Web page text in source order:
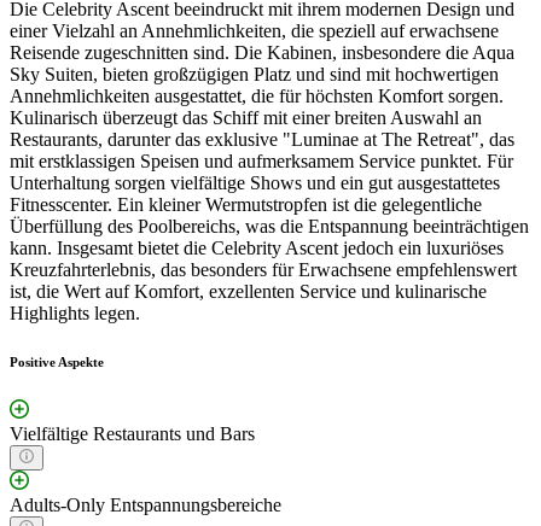
Die Celebrity Ascent beeindruckt mit ihrem modernen Design und
einer Vielzahl an Annehmlichkeiten, die speziell auf erwachsene
Reisende zugeschnitten sind. Die Kabinen, insbesondere die Aqua
Sky Suiten, bieten großzügigen Platz und sind mit hochwertigen
Annehmlichkeiten ausgestattet, die für höchsten Komfort sorgen.
Kulinarisch überzeugt das Schiff mit einer breiten Auswahl an
Restaurants, darunter das exklusive "Luminae at The Retreat", das
mit erstklassigen Speisen und aufmerksamem Service punktet. Für
Unterhaltung sorgen vielfältige Shows und ein gut ausgestattetes
Fitnesscenter. Ein kleiner Wermutstropfen ist die gelegentliche
Überfüllung des Poolbereichs, was die Entspannung beeinträchtigen
kann. Insgesamt bietet die Celebrity Ascent jedoch ein luxuriöses
Kreuzfahrterlebnis, das besonders für Erwachsene empfehlenswert
ist, die Wert auf Komfort, exzellenten Service und kulinarische
Highlights legen.
Positive Aspekte
Vielfältige Restaurants und Bars
Adults-Only Entspannungsbereiche